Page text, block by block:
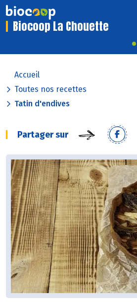
Biocoop La Chouette
Accueil
Toutes nos recettes
Tatin d'endives
Partager sur